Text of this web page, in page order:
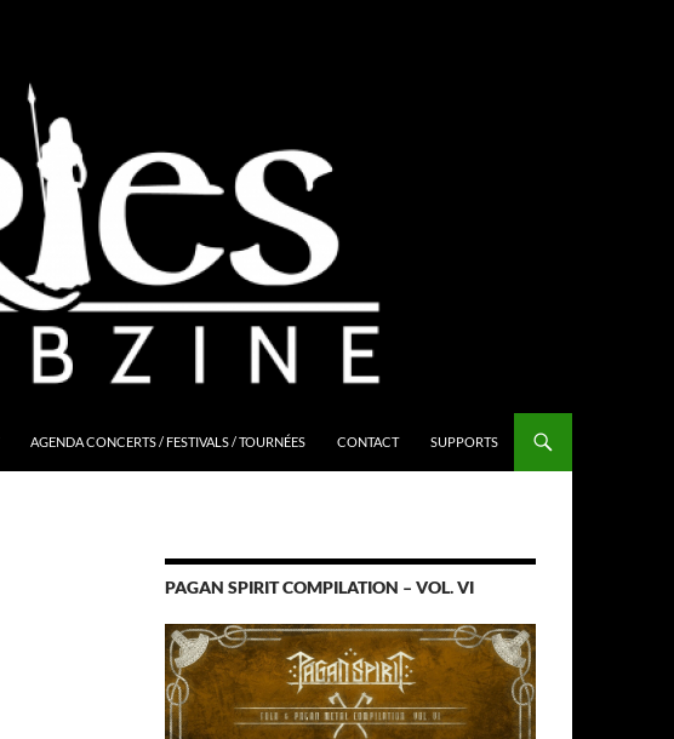
AGENDA CONCERTS / FESTIVALS / TOURNÉES CONTACT SUPPORTS
PAGAN SPIRIT COMPILATION – VOL. VI